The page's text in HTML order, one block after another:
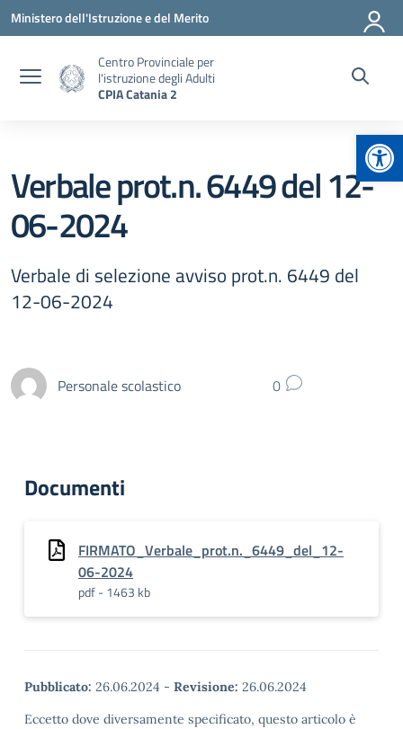
Vai ai contenuti
Vai al menu di navigazione
Vai al footer
Ministero dell'Istruzione e del Merito
Centro Provinciale per
l'istruzione degli Adulti
CPIA Catania 2
Verbale prot.n. 6449 del 12-
06-2024
Verbale di selezione avviso prot.n. 6449 del
12-06-2024
Personale scolastico 0
Documenti
FIRMATO_Verbale_prot.n._6449_del_12-
06-2024
pdf - 1463 kb
Pubblicato: 26.06.2024 - Revisione: 26.06.2024
Eccetto dove diversamente specificato, questo articolo è